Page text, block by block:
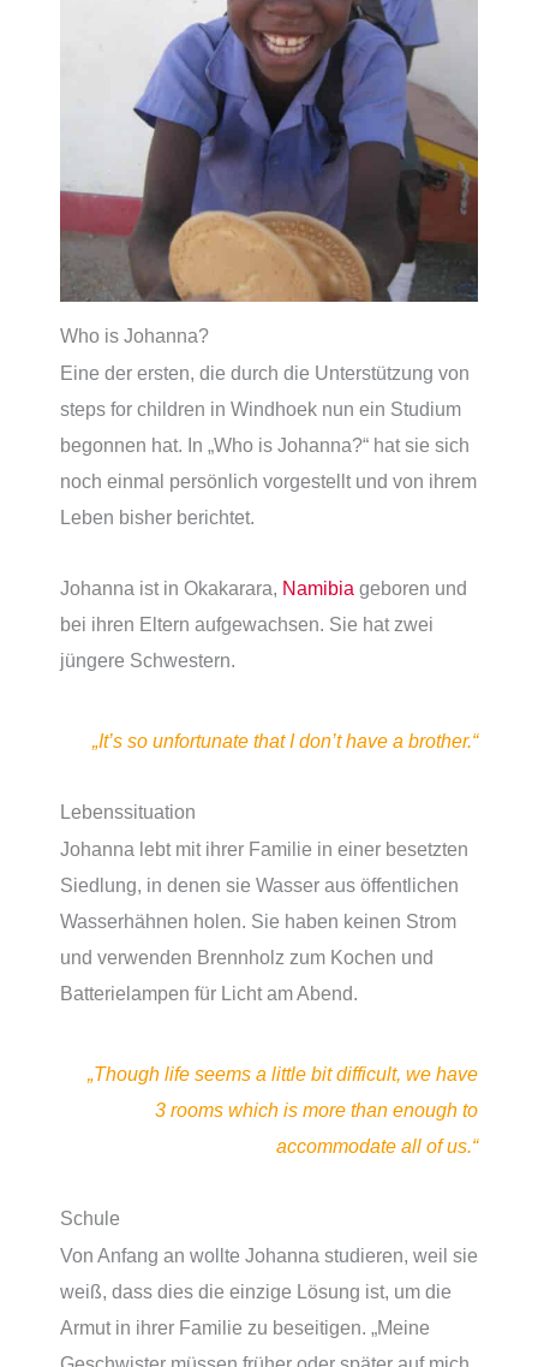
Who is Johanna?
Eine der ersten, die durch die Unterstützung von
steps for children in Windhoek nun ein Studium
begonnen hat. In „Who is Johanna?“ hat sie sich
noch einmal persönlich vorgestellt und von ihrem
Leben bisher berichtet.
Johanna ist in Okakarara, Namibia geboren und
bei ihren Eltern aufgewachsen. Sie hat zwei
jüngere Schwestern.
„It’s so unfortunate that I don’t have a brother.“
Lebenssituation
Johanna lebt mit ihrer Familie in einer besetzten
Siedlung, in denen sie Wasser aus öffentlichen
Wasserhähnen holen. Sie haben keinen Strom
und verwenden Brennholz zum Kochen und
Batterielampen für Licht am Abend.
„Though life seems a little bit difficult, we have
3 rooms which is more than enough to
accommodate all of us.“
Schule
Von Anfang an wollte Johanna studieren, weil sie
weiß, dass dies die einzige Lösung ist, um die
Armut in ihrer Familie zu beseitigen. „Meine